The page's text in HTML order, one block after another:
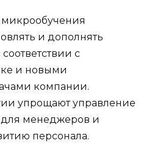
микрообучения
и дополнять
с
и новыми
компании.
упрощают управление
менеджеров и
персонала.